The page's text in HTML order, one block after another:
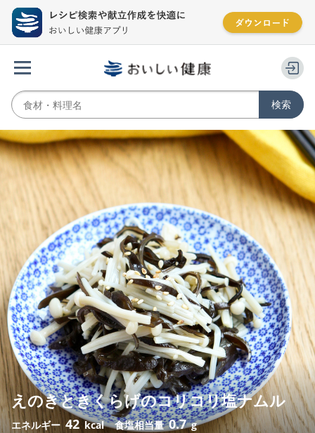
えのきときくらげのコリコリ塩ナムル
エネルギー 42 kcal 食塩相当量0.7 g